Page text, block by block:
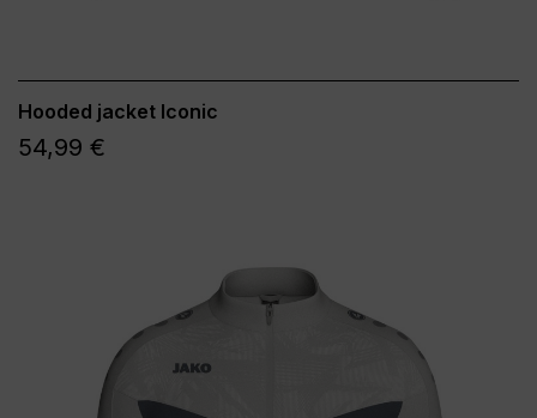
Hooded jacket Iconic
54,99 €